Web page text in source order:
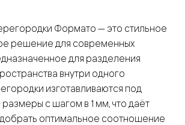
Формато — это стильное
решение для современных
для разделения
внутри одного
изготавливаются под
с шагом в 1 мм, что даёт
оптимальное соотношение